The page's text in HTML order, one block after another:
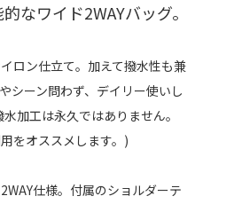
なワイド2WAYバッグ。
ロン仕立て。加えて撥水性も兼
シーン問わず、デイリー使いし
加工は永久ではありません。
をオススメします。)
仕様。付属のショルダーテ